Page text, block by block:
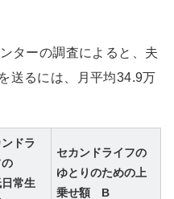
ターの調査によると、夫
送るには、月平均34.9万
ドラ
常生
セカンドライフの
ゆとりのための上
乗せ額 B